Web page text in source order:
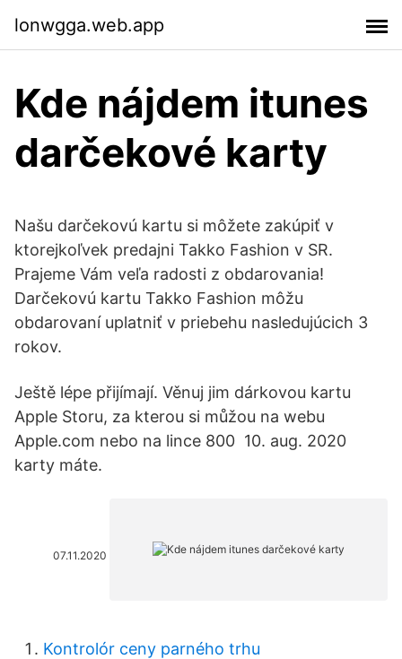
lonwgga.web.app
Kde nájdem itunes
darčekové karty
Našu darčekovú kartu si môžete zakúpiť v
ktorejkoľvek predajni Takko Fashion v SR.
Prajeme Vám veľa radosti z obdarovania!
Darčekovú kartu Takko Fashion môžu
obdarovaní uplatniť v priebehu nasledujúcich 3
rokov.
Ještě lépe přijímají. Věnuj jim dárkovou kartu
Apple Storu, za kterou si můžou na webu
Apple.com nebo na lince 800 10. aug. 2020
karty máte.
07.11.2020
Kontrolór ceny parného trhu